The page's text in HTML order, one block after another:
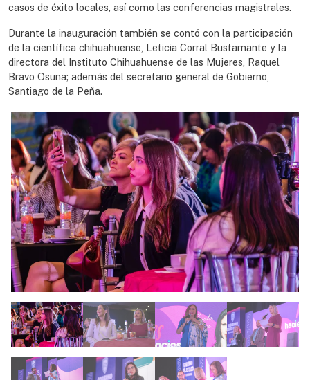
casos de éxito locales, así como las conferencias magistrales.
Durante la inauguración también se contó con la participación
de la científica chihuahuense, Leticia Corral Bustamante y la
directora del Instituto Chihuahuense de las Mujeres, Raquel
Bravo Osuna; además del secretario general de Gobierno,
Santiago de la Peña.